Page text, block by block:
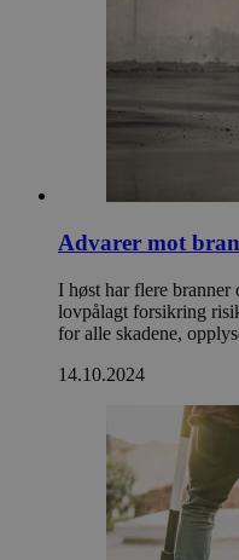
Advarer mot
I høst har flere branner
lovpålagt forsikring
for alle skadene,
14.10.2024